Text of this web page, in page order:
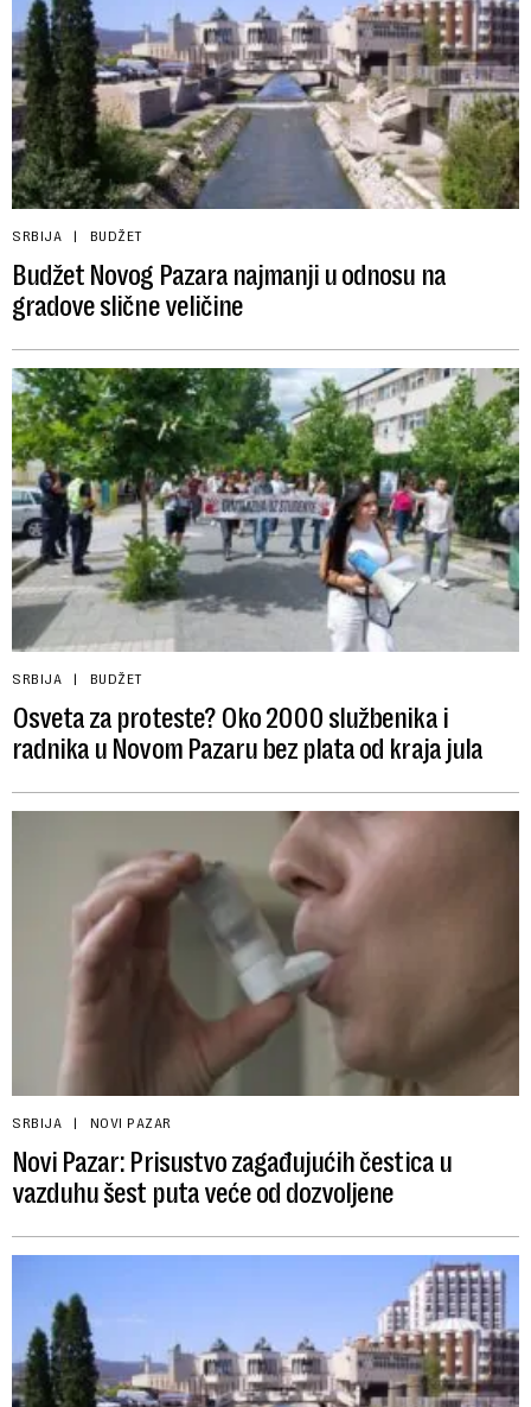
SRBIJA BUDŽET
Budžet Novog Pazara najmanji u odnosu na
gradove slične veličine
SRBIJA BUDŽET
Osveta za proteste? Oko 2000 službenika i
radnika u Novom Pazaru bez plata od kraja jula
SRBIJA NOVI PAZAR
Novi Pazar: Prisustvo zagađujućih čestica u
vazduhu šest puta veće od dozvoljene